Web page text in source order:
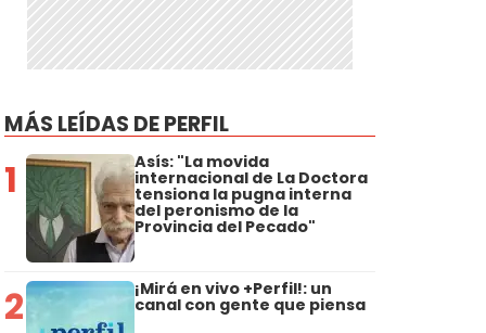
MÁS LEÍDAS DE PERFIL
1 Asís: "La movida
internacional de La Doctora
tensiona la pugna interna
del peronismo de la
Provincia del Pecado"
2 ¡Mirá en vivo +Perfil!: un
canal con gente que piensa